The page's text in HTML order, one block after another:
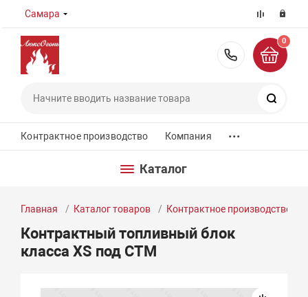
Самара
8 (800)
0
Контрактное производство Компания ...
Каталог
Главная Каталог товаров Контрактное производство
Контрактный топливный блок
класса XS под СТМ